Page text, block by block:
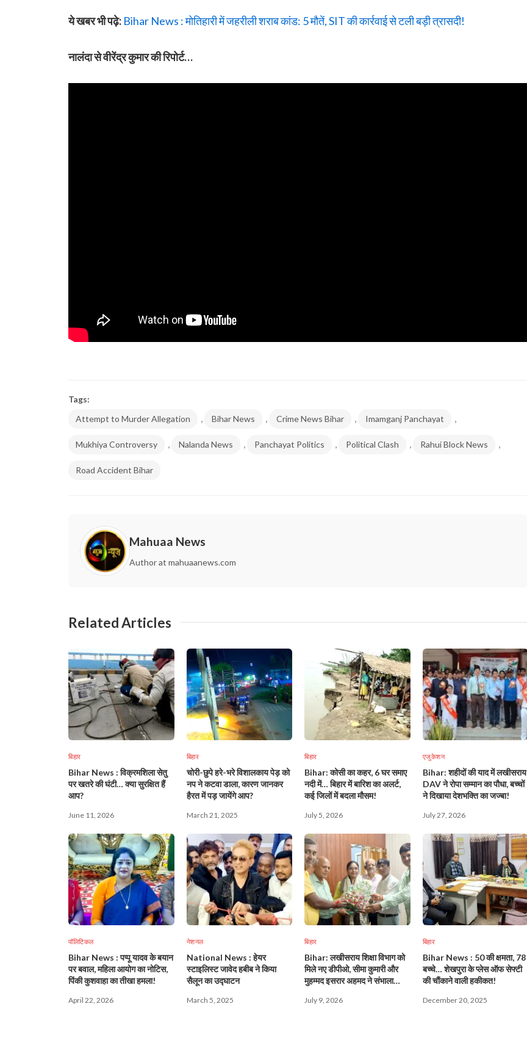
ये खबर भी पढ़े: Bihar News : मोतिहारी में जहरीली शराब कांड: 5 मौतें, SIT की कार्रवाई से टली बड़ी त्रासदी!
नालंदा से वीरेंद्र कुमार की रिपोर्ट…
Tags:
Attempt to Murder Allegation
Bihar News Crime News Bihar Imamganj Panchayat
Mukhiya Controversy Nalanda News Panchayat Politics Political Clash Rahui Block News
Road Accident Bihar
Mahuaa News
Author at mahuaanews.com
Related Articles
बिहार
Bihar News : विक्रमशिला सेतु
पर खतरे की घंटी… क्या सुरक्षित हैं
आप?
June 11, 2026
बिहार
चोरी-छुपे हरे-भरे विशालकाय पेड़ को
नप ने कटवा डाला, कारण जानकर
हैरत में पड़ जायेंगे आप?
March 21, 2025
बिहार
Bihar: कोसी का कहर, 6 घर समाए
नदी में… बिहार में बारिश का अलर्ट,
कई जिलों में बदला मौसम!
July 5, 2026
एजुकेशन
Bihar: शहीदों की याद में लखीसराय
DAV ने रोपा सम्मान का पौधा, बच्चों
ने दिखाया देशभक्ति का जज्बा!
July 27, 2026
पॉलिटिकल
Bihar News : पप्पू यादव के बयान
पर बवाल, महिला आयोग का नोटिस,
पिंकी कुशवाहा का तीखा हमला!
April 22, 2026
नेशनल
National News : हेयर
स्टाइलिस्ट जावेद हबीब ने किया
सैलून का उद्घाटन
March 5, 2025
बिहार
Bihar: लखीसराय शिक्षा विभाग को
मिले नए डीपीओ, सीमा कुमारी और
मुहम्मद इसरार अहमद ने संभाला
July 9, 2026
बिहार
Bihar News : 50 की क्षमता, 78
बच्चे… शेखपुरा के प्लेस ऑफ सेफ्टी
की चौंकाने वाली हकीकत!
December 20, 2025